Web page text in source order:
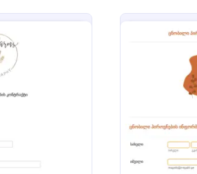
: ქორწინების ფოტოგადაღების